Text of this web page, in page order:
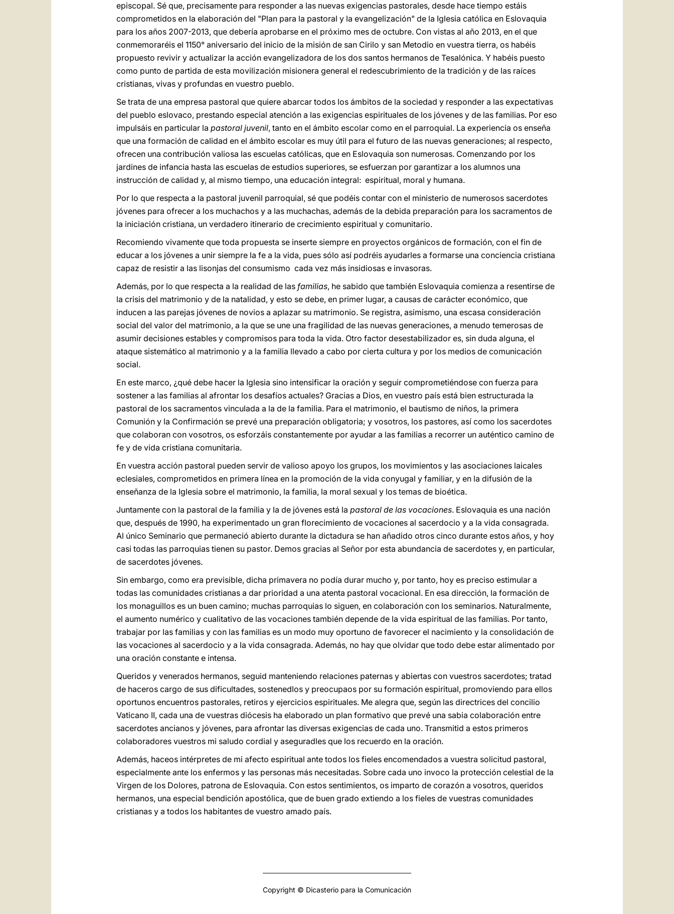
episcopal. Sé que, precisamente para responder a las nuevas exigencias pastorales, desde hace tiempo estáis
comprometidos en la elaboración del "Plan para la pastoral y la evangelización" de la Iglesia católica en Eslovaquia
para los años 2007-2013, que debería aprobarse en el próximo mes de octubre. Con vistas al año 2013, en el que
conmemoraréis el 1150° aniversario del inicio de la misión de san Cirilo y san Metodio en vuestra tierra, os habéis
propuesto revivir y actualizar la acción evangelizadora de los dos santos hermanos de Tesalónica. Y habéis puesto
como punto de partida de esta movilización misionera general el redescubrimiento de la tradición y de las raíces
cristianas, vivas y profundas en vuestro pueblo.
Se trata de una empresa pastoral que quiere abarcar todos los ámbitos de la sociedad y responder a las expectativas
del pueblo eslovaco, prestando especial atención a las exigencias espirituales de los jóvenes y de las familias. Por eso
impulsáis en particular la pastoral juvenil, tanto en el ámbito escolar como en el parroquial. La experiencia os enseña
que una formación de calidad en el ámbito escolar es muy útil para el futuro de las nuevas generaciones; al respecto,
ofrecen una contribución valiosa las escuelas católicas, que en Eslovaquia son numerosas. Comenzando por los
jardines de infancia hasta las escuelas de estudios superiores, se esfuerzan por garantizar a los alumnos una
instrucción de calidad y, al mismo tiempo, una educación integral: espiritual, moral y humana.
Por lo que respecta a la pastoral juvenil parroquial, sé que podéis contar con el ministerio de numerosos sacerdotes
jóvenes para ofrecer a los muchachos y a las muchachas, además de la debida preparación para los sacramentos de
la iniciación cristiana, un verdadero itinerario de crecimiento espiritual y comunitario.
Recomiendo vivamente que toda propuesta se inserte siempre en proyectos orgánicos de formación, con el fin de
educar a los jóvenes a unir siempre la fe a la vida, pues sólo así podréis ayudarles a formarse una conciencia cristiana
capaz de resistir a las lisonjas del consumismo cada vez más insidiosas e invasoras.
Además, por lo que respecta a la realidad de las familias, he sabido que también Eslovaquia comienza a resentirse de
la crisis del matrimonio y de la natalidad, y esto se debe, en primer lugar, a causas de carácter económico, que
inducen a las parejas jóvenes de novios a aplazar su matrimonio. Se registra, asimismo, una escasa consideración
social del valor del matrimonio, a la que se une una fragilidad de las nuevas generaciones, a menudo temerosas de
asumir decisiones estables y compromisos para toda la vida. Otro factor desestabilizador es, sin duda alguna, el
ataque sistemático al matrimonio y a la familia llevado a cabo por cierta cultura y por los medios de comunicación
social.
En este marco, ¿qué debe hacer la Iglesia sino intensificar la oración y seguir comprometiéndose con fuerza para
sostener a las familias al afrontar los desafíos actuales? Gracias a Dios, en vuestro país está bien estructurada la
pastoral de los sacramentos vinculada a la de la familia. Para el matrimonio, el bautismo de niños, la primera
Comunión y la Confirmación se prevé una preparación obligatoria; y vosotros, los pastores, así como los sacerdotes
que colaboran con vosotros, os esforzáis constantemente por ayudar a las familias a recorrer un auténtico camino de
fe y de vida cristiana comunitaria.
En vuestra acción pastoral pueden servir de valioso apoyo los grupos, los movimientos y las asociaciones laicales
eclesiales, comprometidos en primera línea en la promoción de la vida conyugal y familiar, y en la difusión de la
enseñanza de la Iglesia sobre el matrimonio, la familia, la moral sexual y los temas de bioética.
Juntamente con la pastoral de la familia y la de jóvenes está la pastoral de las vocaciones. Eslovaquia es una nación
que, después de 1990, ha experimentado un gran florecimiento de vocaciones al sacerdocio y a la vida consagrada.
Al único Seminario que permaneció abierto durante la dictadura se han añadido otros cinco durante estos años, y hoy
casi todas las parroquias tienen su pastor. Demos gracias al Señor por esta abundancia de sacerdotes y, en particular,
de sacerdotes jóvenes.
Sin embargo, como era previsible, dicha primavera no podía durar mucho y, por tanto, hoy es preciso estimular a
todas las comunidades cristianas a dar prioridad a una atenta pastoral vocacional. En esa dirección, la formación de
los monaguillos es un buen camino; muchas parroquias lo siguen, en colaboración con los seminarios. Naturalmente,
el aumento numérico y cualitativo de las vocaciones también depende de la vida espiritual de las familias. Por tanto,
trabajar por las familias y con las familias es un modo muy oportuno de favorecer el nacimiento y la consolidación de
las vocaciones al sacerdocio y a la vida consagrada. Además, no hay que olvidar que todo debe estar alimentado por
una oración constante e intensa.
Queridos y venerados hermanos, seguid manteniendo relaciones paternas y abiertas con vuestros sacerdotes; tratad
de haceros cargo de sus dificultades, sostenedlos y preocupaos por su formación espiritual, promoviendo para ellos
oportunos encuentros pastorales, retiros y ejercicios espirituales. Me alegra que, según las directrices del concilio
Vaticano II, cada una de vuestras diócesis ha elaborado un plan formativo que prevé una sabia colaboración entre
sacerdotes ancianos y jóvenes, para afrontar las diversas exigencias de cada uno. Transmitid a estos primeros
colaboradores vuestros mi saludo cordial y aseguradles que los recuerdo en la oración.
Además, haceos intérpretes de mi afecto espiritual ante todos los fieles encomendados a vuestra solicitud pastoral,
especialmente ante los enfermos y las personas más necesitadas. Sobre cada uno invoco la protección celestial de la
Virgen de los Dolores, patrona de Eslovaquia. Con estos sentimientos, os imparto de corazón a vosotros, queridos
hermanos, una especial bendición apostólica, que de buen grado extiendo a los fieles de vuestras comunidades
cristianas y a todos los habitantes de vuestro amado país.
Copyright © Dicasterio para la Comunicación